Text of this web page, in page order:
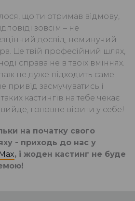
що ти отримав відмову,
зовсім – не
досвід, неминучий
Це твій професійний шлях,
справа не в твоїх вміннях.
не дуже підходить саме
привід засмучуватись і
кастингів на тебе чекає
вийде, головне вірити у себе!
на початку свого
- приходь до нас у
, і жоден кастинг не буде